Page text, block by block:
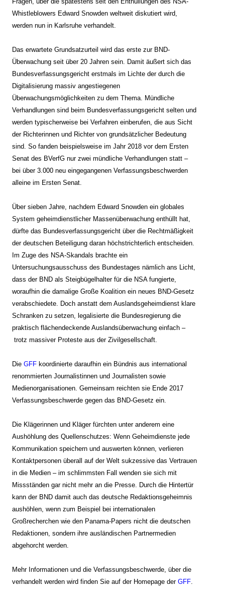
Whistleblowers Edward Snowden weltweit diskutiert wird,
werden nun in Karlsruhe verhandelt.
Das erwartete Grundsatzurteil wird das erste zur BND-
Überwachung seit über 20 Jahren sein. Damit äußert sich das
Bundesverfassungsgericht erstmals im Lichte der durch die
Digitalisierung massiv angestiegenen
Überwachungsmöglichkeiten zu dem Thema. Mündliche
Verhandlungen sind beim Bundesverfassungsgericht selten und
werden typischerweise bei Verfahren einberufen, die aus Sicht
der Richterinnen und Richter von grundsätzlicher Bedeutung
sind. So fanden beispielsweise im Jahr 2018 vor dem Ersten
Senat des BVerfG nur zwei mündliche Verhandlungen statt –
bei über 3.000 neu eingegangenen Verfassungsbeschwerden
alleine im Ersten Senat.
Über sieben Jahre, nachdem Edward Snowden ein globales
System geheimdienstlicher Massenüberwachung enthüllt hat,
dürfte das Bundesverfassungsgericht über die Rechtmäßigkeit
der deutschen Beteiligung daran höchstrichterlich entscheiden.
Im Zuge des NSA-Skandals brachte ein
Untersuchungsausschuss des Bundestages nämlich ans Licht,
dass der BND als Steigbügelhalter für die NSA fungierte,
woraufhin die damalige Große Koalition ein neues BND-Gesetz
verabschiedete. Doch anstatt dem Auslandsgeheimdienst klare
Schranken zu setzen, legalisierte die Bundesregierung die
praktisch flächendeckende Auslandsüberwachung einfach –
trotz massiver Proteste aus der Zivilgesellschaft.
Die GFF koordinierte daraufhin ein Bündnis aus international
renommierten Journalistinnen und Journalisten sowie
Medienorganisationen. Gemeinsam reichten sie Ende 2017
Verfassungsbeschwerde gegen das BND-Gesetz ein.
Die Klägerinnen und Kläger fürchten unter anderem eine
Aushöhlung des Quellenschutzes: Wenn Geheimdienste jede
Kommunikation speichern und auswerten können, verlieren
Kontaktpersonen überall auf der Welt sukzessive das Vertrauen
in die Medien – im schlimmsten Fall wenden sie sich mit
Missständen gar nicht mehr an die Presse. Durch die Hintertür
kann der BND damit auch das deutsche Redaktionsgeheimnis
aushöhlen, wenn zum Beispiel bei internationalen
Großrecherchen wie den Panama-Papers nicht die deutschen
Redaktionen, sondern ihre ausländischen Partnermedien
abgehorcht werden.
Mehr Informationen und die Verfassungsbeschwerde, über die
verhandelt werden wird finden Sie auf der Homepage der GFF